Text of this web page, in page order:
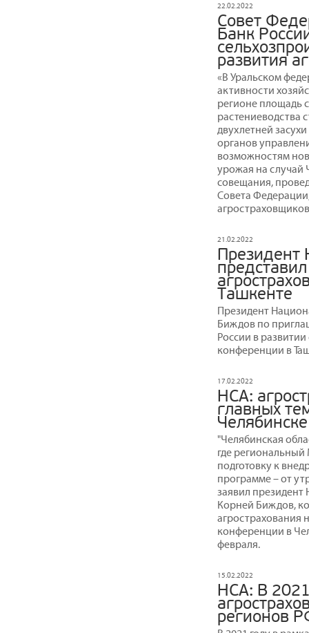
22.02.2022
Совет
Банк
развития
«В Уральском
активности
регионе площадь
растениеводства
двухлетней
органов
возможностям
урожая на случай
совещания,
Совета
21.02.2022
Ташкенте
Президент
Биждов по
России в
конференции в
17.02.2022
НСА:
главных
Челябинске
"Челябинская
где
подготовку к
программе – от
заявил
Корней Биждов,
конференции в
февраля.
15.02.2022
НСА: В
регионов